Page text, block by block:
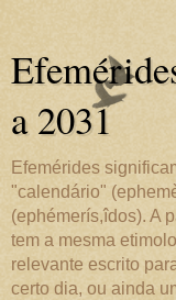
a 2031
Efemérides
"calendário"
(ephémerís,îdos). A
tem a mesma
relevante escrito
certo dia, ou ainda